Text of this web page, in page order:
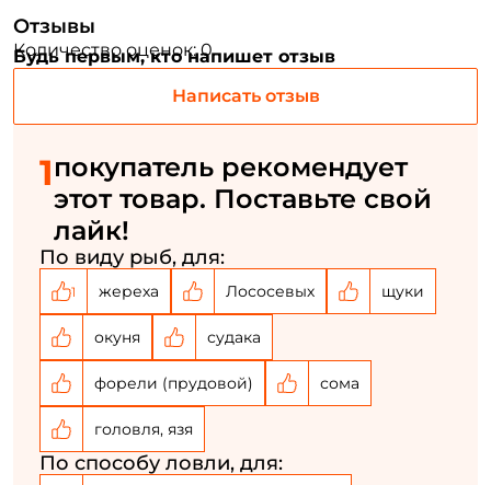
Отзывы
Количество оценок: 0
Будь первым, кто напишет отзыв
Написать отзыв
1покупатель рекомендует
этот товар. Поставьте свой
лайк!
По виду рыб, для:
1 жереха Лососевых щуки
окуня судака
форели (прудовой) сома
головля, язя
По способу ловли, для:
Придумайте пароль: *
Повторите пароль: *
Создать аккаунт
У меня уже есть аккаунт